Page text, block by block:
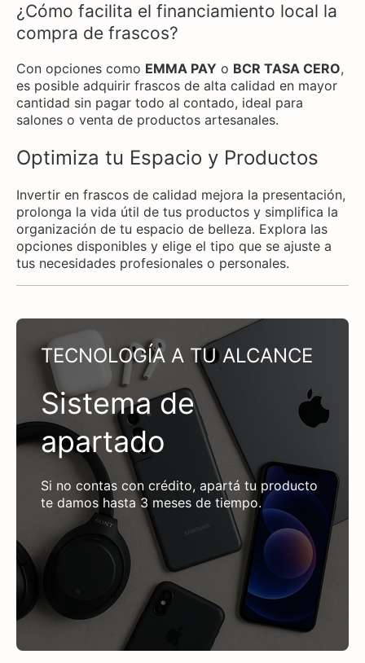
¿Cómo facilita el financiamiento local la
compra de frascos?
Con opciones como EMMA PAY o BCR TASA CERO,
es posible adquirir frascos de alta calidad en mayor
cantidad sin pagar todo al contado, ideal para
salones o venta de productos artesanales.
Optimiza tu Espacio y Productos
Invertir en frascos de calidad mejora la presentación,
prolonga la vida útil de tus productos y simplifica la
organización de tu espacio de belleza. Explora las
opciones disponibles y elige el tipo que se ajuste a
tus necesidades profesionales o personales.
TECNOLOGÍA A TU ALCANCE
Sistema de
apartado
Si no contas con crédito, apartá tu producto
te damos hasta 3 meses de tiempo.